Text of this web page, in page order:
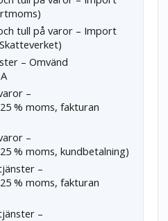
tull på varor – Import
– Omvänd
–
% moms, fakturan
–
% moms, kundbetalning)
–
% moms, fakturan
–